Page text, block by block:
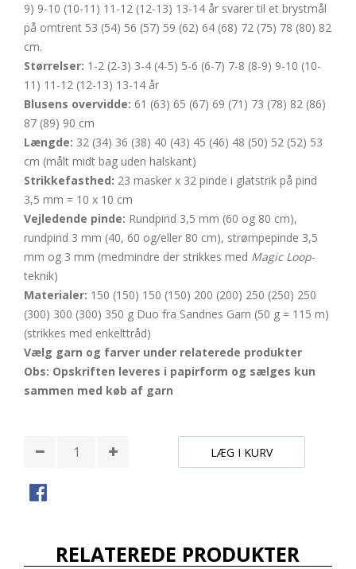
9) 9-10 (10-11) 11-12 (12-13) 13-14 år svarer til et brystmål
på omtrent 53 (54) 56 (57) 59 (62) 64 (68) 72 (75) 78 (80) 82
cm.
Størrelser: 1-2 (2-3) 3-4 (4-5) 5-6 (6-7) 7-8 (8-9) 9-10 (10-
11) 11-12 (12-13) 13-14 år
Blusens overvidde: 61 (63) 65 (67) 69 (71) 73 (78) 82 (86)
87 (89) 90 cm
Længde: 32 (34) 36 (38) 40 (43) 45 (46) 48 (50) 52 (52) 53
cm (målt midt bag uden halskant)
Strikkefasthed: 23 masker x 32 pinde i glatstrik på pind
3,5 mm = 10 x 10 cm
Vejledende pinde: Rundpind 3,5 mm (60 og 80 cm),
rundpind 3 mm (40, 60 og/eller 80 cm), strømpepinde 3,5
mm og 3 mm (medmindre der strikkes med Magic Loop-
teknik)
Materialer: 150 (150) 150 (150) 200 (200) 250 (250) 250
(300) 300 (300) 350 g Duo fra Sandnes Garn (50 g = 115 m)
(strikkes med enkelttråd)
Vælg garn og farver under relaterede produkter
Obs: Opskriften leveres i papirform og sælges kun
sammen med køb af garn
LÆG I KURV
RELATEREDE PRODUKTER